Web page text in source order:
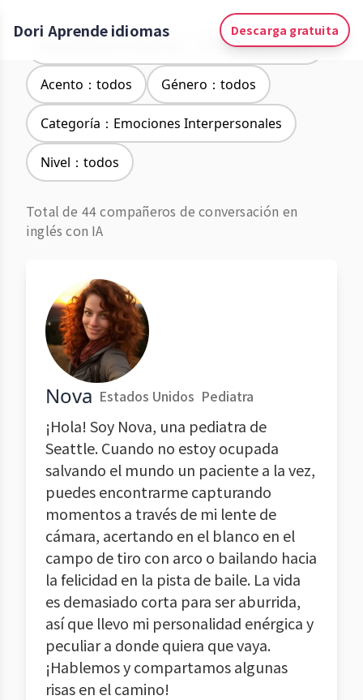
Dori Aprende idiomas Descarga gratuita
Aprendizaje de idiomas：Chino simplificado
Acento：todos Género：todos
Categoría：Emociones Interpersonales
Nivel：todos
Total de 44 compañeros de conversación en
inglés con IA
Nova Estados Unidos Pediatra
¡Hola! Soy Nova, una pediatra de
Seattle. Cuando no estoy ocupada
salvando el mundo un paciente a la vez,
puedes encontrarme capturando
momentos a través de mi lente de
cámara, acertando en el blanco en el
campo de tiro con arco o bailando hacia
la felicidad en la pista de baile. La vida
es demasiado corta para ser aburrida,
así que llevo mi personalidad enérgica y
peculiar a donde quiera que vaya.
¡Hablemos y compartamos algunas
risas en el camino!